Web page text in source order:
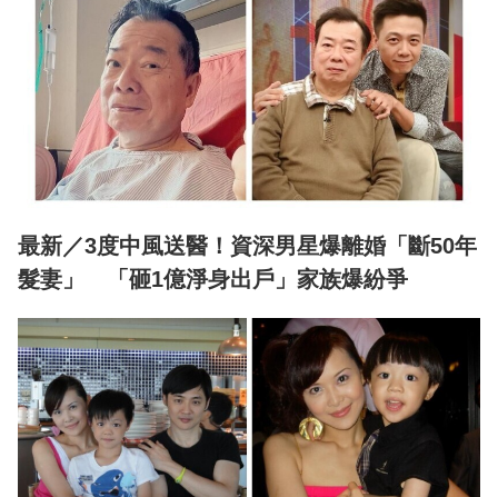
最新／3度中風送醫！資深男星爆離婚「斷50年
髮妻」 「砸1億淨身出戶」家族爆紛爭